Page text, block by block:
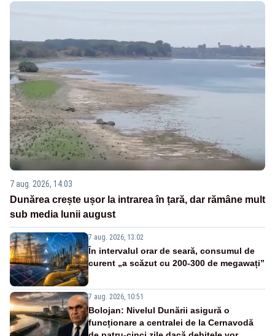
7 aug. 2026, 14:03
Dunărea crește ușor la intrarea în țară, dar rămâne mult
sub media lunii august
7 aug. 2026, 13:02
În intervalul orar de seară, consumul de
curent „a scăzut cu 200-300 de megawați”
7 aug. 2026, 10:51
Bolojan: Nivelul Dunării asigură o
funcționare a centralei de la Cernavodă